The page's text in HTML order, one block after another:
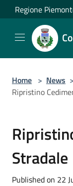
Salta al contenuto
Regione
Home > News >
Ripristino
Stradale
Published on 22